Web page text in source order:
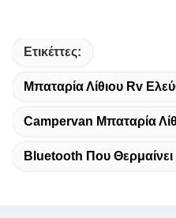
Ετικέττες:
Μπαταρία Λίθιου Rv
Campervan Μπαταρία
Bluetooth Που Θερμαίνει